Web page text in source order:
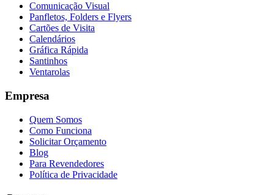
Comunicação Visual
Panfletos, Folders e Flyers
Cartões de Visita
Calendários
Gráfica Rápida
Santinhos
Ventarolas
Empresa
Quem Somos
Como Funciona
Solicitar Orçamento
Blog
Para Revendedores
Política de Privacidade